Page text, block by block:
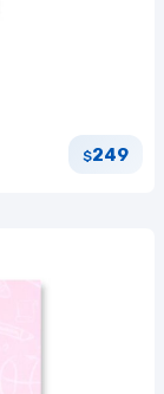
$249